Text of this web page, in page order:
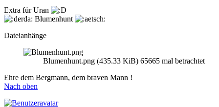
Extra für Uran
Blumenhunt
Dateianhänge
Blumenhunt.png (435.33 KiB) 65665 mal betrachtet
Ehre dem Bergmann, dem braven Mann !
Nach oben